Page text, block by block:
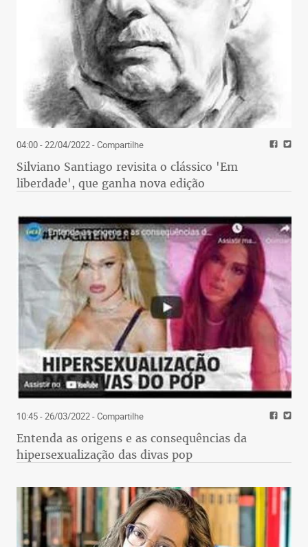
04:00 - 22/04/2022- Compartilhe
Silviano Santiago revisita o clássico 'Em
liberdade', que ganha nova edição
10:45 - 26/03/2022- Compartilhe
Entenda as origens e as consequências da
hipersexualização das divas pop